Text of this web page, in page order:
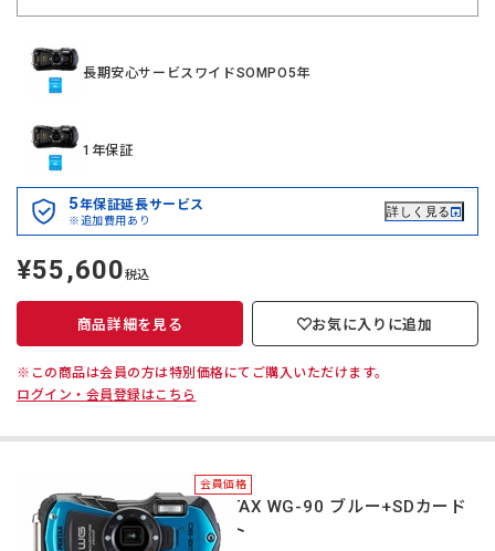
長期安心サービスワイドSOMPO5年
1年保証
5年保証延長サービス
※追加費用あり
詳しく見る
定
価
¥55,600税込
商品詳細を見る お気に入りに追加
※この商品は会員の方は特別価格にてご購入いただけます。
ログイン・会員登録はこちら
会員価格
PENTAX WG-90 ブルー+SDカード
セット